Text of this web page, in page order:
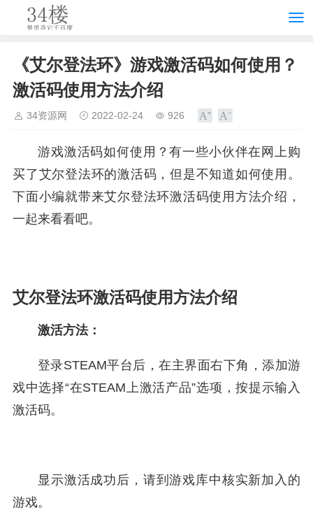
《艾尔登法环》游戏激活码如何使用？
激活码使用方法介绍
34资源网 2022-02-24 926
游戏激活码如何使用？有一些小伙伴在网上购
买了艾尔登法环的激活码，但是不知道如何使用。
下面小编就带来艾尔登法环激活码使用方法介绍，
一起来看看吧。
艾尔登法环激活码使用方法介绍
激活方法：
登录STEAM平台后，在主界面右下角，添加游
戏中选择“在STEAM上激活产品”选项，按提示输入
激活码。
显示激活成功后，请到游戏库中核实新加入的
游戏。